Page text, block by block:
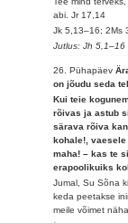
abi.Jr 17,14
Jk 5,13–16; 2Ms
Jutlus: Jh 5,1–16
26. Pühapäev
on jõudu seda
Kui teie
rõivas ja astub
särava rõiva
kohale!,
maha! – kas te
erapoolikuiks
Jumal, Su Sõna
keda peetakse
meile võimet